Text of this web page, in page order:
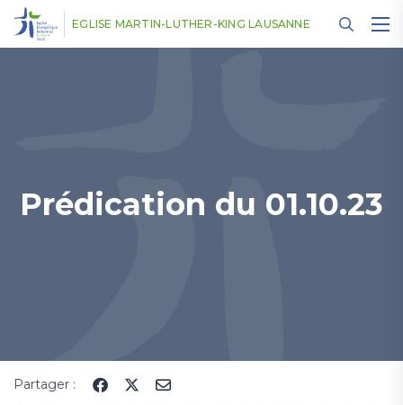
EGLISE MARTIN-LUTHER-KING LAUSANNE
Prédication du 01.10.23
Partager :
Panneau de gestion des cookies